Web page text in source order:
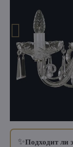
✨Подходит ли